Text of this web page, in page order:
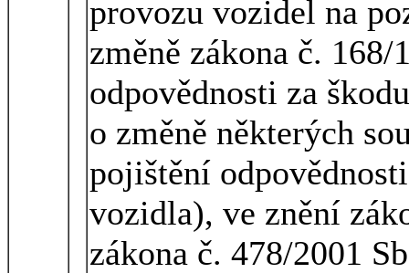
provozu vozidel na
změně zákona č.
odpovědnosti za
o změně některých
pojištění
vozidla), ve znění
zákona č. 478/2001